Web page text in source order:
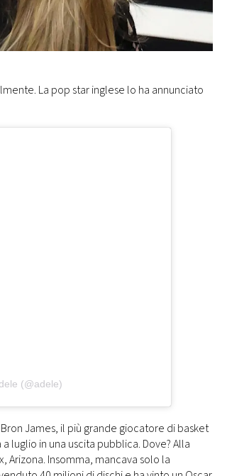
La pop star inglese lo ha annunciato
(@adele)
James, il più grande giocatore di basket
luglio in una uscita pubblica. Dove? Alla
Arizona. Insomma, mancava solo la